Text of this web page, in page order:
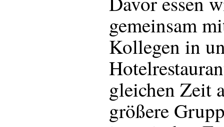
gemeinsam
Kollegen in
gleichen Zeit
größere